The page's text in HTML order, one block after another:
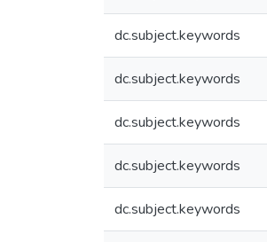
dc.subject.keywords
dc.subject.keywords
dc.subject.keywords
dc.subject.keywords
dc.subject.keywords